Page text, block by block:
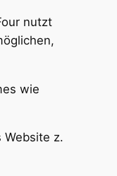
nutzt
wie
Website z.